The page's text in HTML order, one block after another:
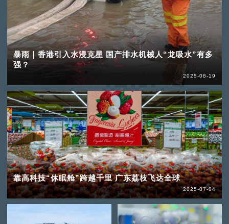
暴雨｜香港引入水浸克星 国产排水机械人“龙吸水”有多
强？
2025-08-19
靠高科技“休眠舱”跨越千里 广东荔枝飞达全球
2025-07-04